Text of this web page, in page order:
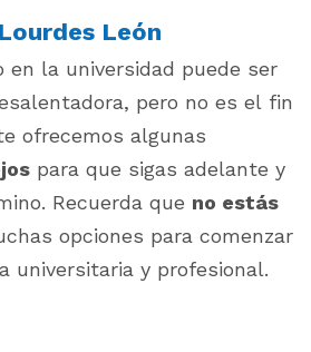
León
en la universidad puede ser
pero no es el fin
ofrecemos algunas
para que sigas adelante y
Recuerda que no estás
opciones para comenzar
universitaria y profesional.